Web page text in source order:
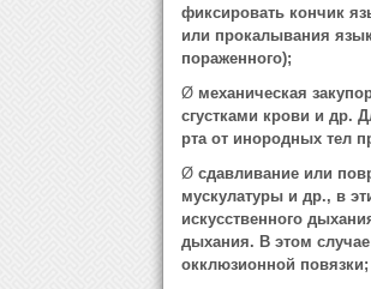
фиксировать кончик
или прокалывания
пораженного);
Ø механическая
сгустками крови и др.
рта от инородных тел
Ø сдавливание или
мускулатуры и др., в
искусственного
дыхания. В этом
окклюзионной повязки;